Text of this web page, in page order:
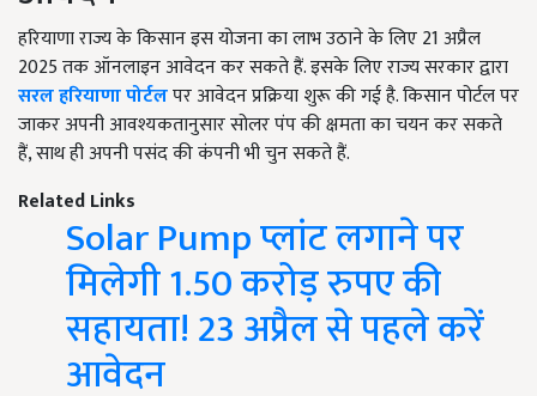
हरियाणा राज्य के किसान इस योजना का लाभ उठाने के लिए 21 अप्रैल
2025 तक ऑनलाइन आवेदन कर सकते हैं. इसके लिए राज्य सरकार द्वारा
सरल हरियाणा पोर्टलपर आवेदन प्रक्रिया शुरू की गई है. किसान पोर्टल पर
जाकर अपनी आवश्यकतानुसार सोलर पंप की क्षमता का चयन कर सकते
हैं, साथ ही अपनी पसंद की कंपनी भी चुन सकते हैं.
Related Links
Solar Pump प्लांट लगाने पर
मिलेगी 1.50 करोड़ रुपए की
सहायता! 23 अप्रैल से पहले करें
आवेदन